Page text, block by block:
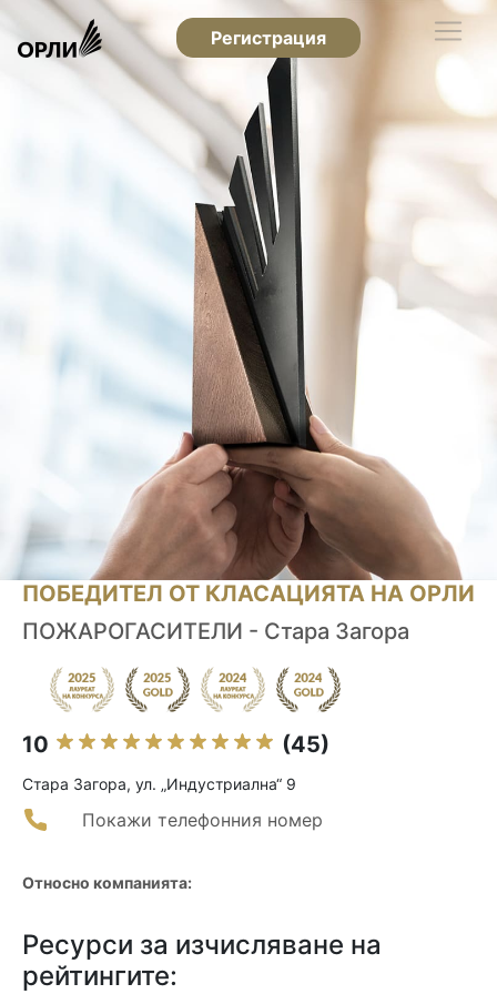
Регистрация
ПОБЕДИТЕЛ ОТ КЛАСАЦИЯТА НА ОРЛИ
ПОЖАРОГАСИТЕЛИ - Стара Загора
10 (45)
Стара Загора, ул. „Индустриална“ 9
Покажи телефонния номер
Относно компанията:
Ресурси за изчисляване на
рейтингите: